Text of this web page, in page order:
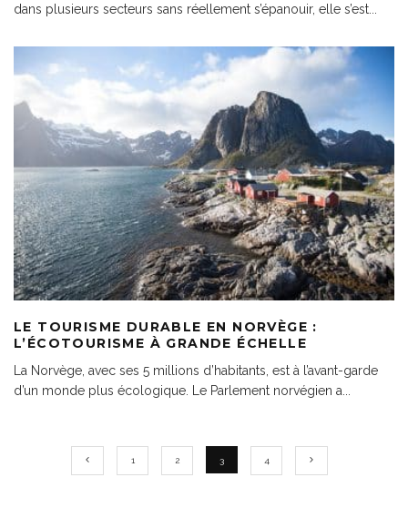
dans plusieurs secteurs sans réellement s’épanouir, elle s’est
LE TOURISME DURABLE EN NORVÈGE :
L’ÉCOTOURISME À GRANDE ÉCHELLE
La Norvège, avec ses 5 millions d’habitants, est à l’avant-garde
d’un monde plus écologique. Le Parlement norvégien a
1 2 3 4